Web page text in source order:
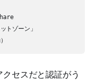
トゾーン」
セスだと認証がう